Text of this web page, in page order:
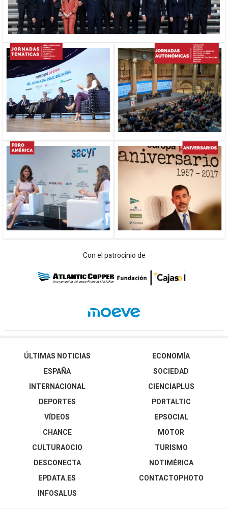
Con el patrocinio de
ÚLTIMAS NOTICIAS
ESPAÑA
INTERNACIONAL
DEPORTES
VÍDEOS
ECONOMÍA
SOCIEDAD
CIENCIAPLUS
PORTALTIC
EPSOCIAL
CHANCE
CULTURAOCIO
DESCONECTA
EPDATA.ES
INFOSALUS
MOTOR
TURISMO
NOTIMÉRICA
CONTACTOPHOTO